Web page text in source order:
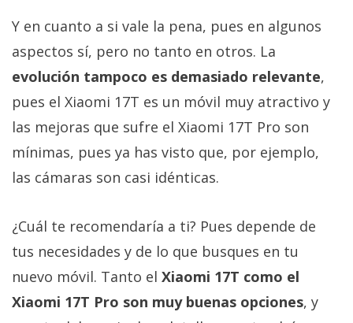
Y en cuanto a si vale la pena, pues en algunos
aspectos sí, pero no tanto en otros. La
evolución tampoco es demasiado relevante,
pues el Xiaomi 17T es un móvil muy atractivo y
las mejoras que sufre el Xiaomi 17T Pro son
mínimas, pues ya has visto que, por ejemplo,
las cámaras son casi idénticas.
¿Cuál te recomendaría a ti? Pues depende de
tus necesidades y de lo que busques en tu
nuevo móvil. Tanto el Xiaomi 17T como el
Xiaomi 17T Pro son muy buenas opciones, y